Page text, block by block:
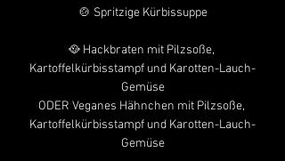
🍲 Spritzige Kürbissuppe
🥘 Hackbraten mit Pilzsoße,
Kartoffelkürbisstampf und Karotten-Lauch-
Gemüse
ODER Veganes Hähnchen mit Pilzsoße,
Kartoffelkürbisstampf und Karotten-Lauch-
Gemüse